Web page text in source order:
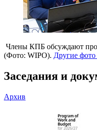
Члены КПБ обсуждают
(Фото: WIPO). Другие
Заседания и
Архив